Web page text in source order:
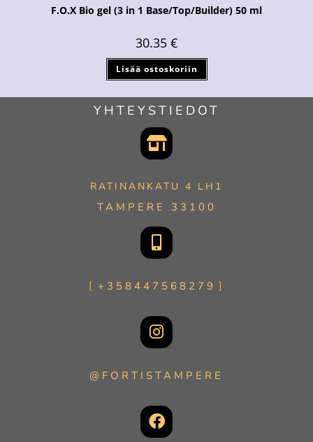
F.O.X Bio gel (3 in 1 Base/Top/Builder) 50 ml
30.35 €
Lisää ostoskoriin
YHTEYSTIEDOT
RATINANKATU 4 LH1
TAMPERE 33100
+358447568279
@FORTISTAMPERE